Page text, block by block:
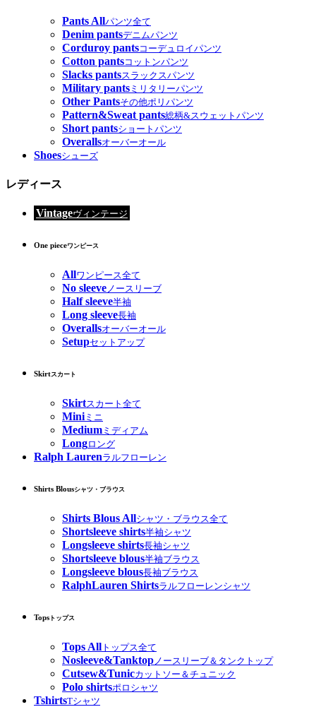
Pants Allパンツ全て
Denim pantsデニムパンツ
Corduroy pantsコーデュロイパンツ
Cotton pantsコットンパンツ
Slacks pantsスラックスパンツ
Military pants ミリタリーパンツ
Other Pantsその他ポリパンツ
Pattern&Sweat pants総柄&スウェットパンツ
Short pantsショートパンツ
Overallsオーバーオール
Shoesシューズ
レディース
Vintageヴィンテージ
One pieceワンピース
Allワンピース全て
No sleeveノースリーブ
Half sleeve半袖
Long sleeve長袖
Overallsオーバーオール
Setupセットアップ
Skirtスカート
Skirtスカート全て
Miniミニ
Medium ミディアム
Longロング
Ralph Laurenラルフローレン
Shirts Blousシャツ・ブラウス
Shirts Blous Allシャツ・ブラウス全て
Shortsleeve shirts半袖シャツ
Longsleeve shirts長袖シャツ
Shortsleeve blous半袖ブラウス
Longsleeve blous長袖ブラウス
RalphLauren Shirtsラルフローレンシャツ
Tops トップス
Tops All トップス全て
Nosleeve&Tanktop ノースリーブ＆タンクトップ
Cutsew&Tunicカットソー＆チュニック
Polo shirtsポロシャツ
TshirtsTシャツ